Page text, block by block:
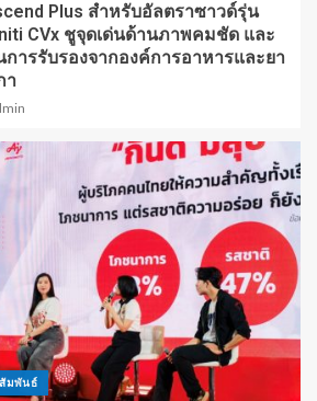
Plus สำหรับอัลตราซาวด์รุ่น
CVx ชูจุดเด่นด้านภาพคมชัด และ
การรับรองจากองค์การอาหารและยา
า
มพันธ์